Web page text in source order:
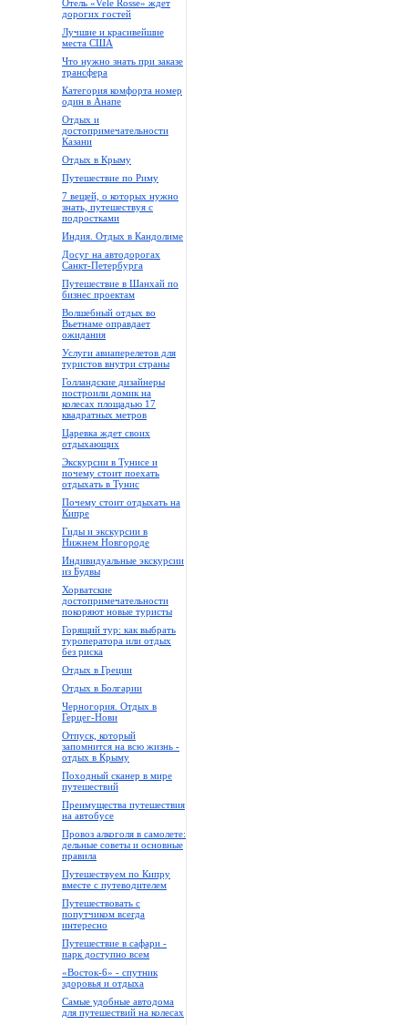
Отель «Vele Rosse» ждет
дорогих гостей
Лучшие и красивейшие
места США
Что нужно знать при заказе
трансфера
Категория комфорта номер
один в Анапе
Отдых и
достопримечательности
Казани
Отдых в Крыму
Путешествие по Риму
7 вещей, о которых нужно
знать, путешествуя с
подростками
Индия. Отдых в Кандолиме
Досуг на автодорогах
Санкт-Петербурга
Путешествие в Шанхай по
бизнес проектам
Волшебный отдых во
Вьетнаме оправдает
ожидания
Услуги авиаперелетов для
туристов внутри страны
Голландские дизайнеры
построили домик на
колесах площадью 17
квадратных метров
Царевка ждет своих
отдыхающих
Экскурсии в Тунисе и
почему стоит поехать
отдыхать в Тунис
Почему стоит отдыхать на
Кипре
Гиды и экскурсии в
Нижнем Новгороде
Индивидуальные экскурсии
из Будвы
Хорватские
достопримечательности
покоряют новые туристы
Горящий тур: как выбрать
туроператора или отдых
без риска
Отдых в Греции
Отдых в Болгарии
Черногория. Отдых в
Герцег-Нови
Отпуск, который
запомнится на всю жизнь -
отдых в Крыму
Походный сканер в мире
путешествий
Преимущества путешествия
на автобусе
Провоз алкоголя в самолете:
дельные советы и основные
правила
Путешествуем по Кипру
вместе с путеводителем
Путешествовать с
попутчиком всегда
интересно
Путешествие в сафари -
парк доступно всем
«Восток-6» - спутник
здоровья и отдыха
Самые удобные автодома
для путешествий на колесах